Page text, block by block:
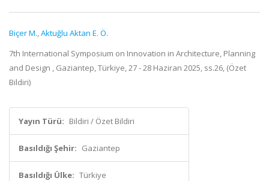
Biçer M.,Aktuğlu Aktan E. Ö.
7th International Symposium on Innovation in Architecture, Planning
and Design , Gaziantep, Türkiye, 27 - 28 Haziran 2025, ss.26, (Özet
Bildiri)
Yayın Türü: Bildiri / Özet Bildiri
Basıldığı Şehir: Gaziantep
Basıldığı Ülke: Türkiye